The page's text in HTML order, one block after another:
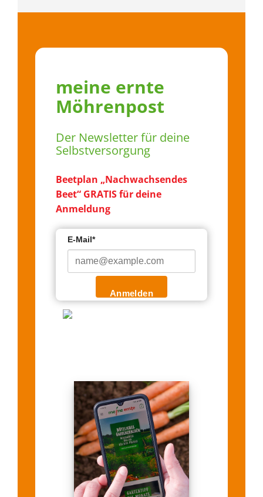
meine ernte
Möhrenpost
Der Newsletter für deine
Selbstversorgung
Beetplan „Nachwachsendes
Beet“ GRATIS für deine
Anmeldung
E-Mail*
Anmelden